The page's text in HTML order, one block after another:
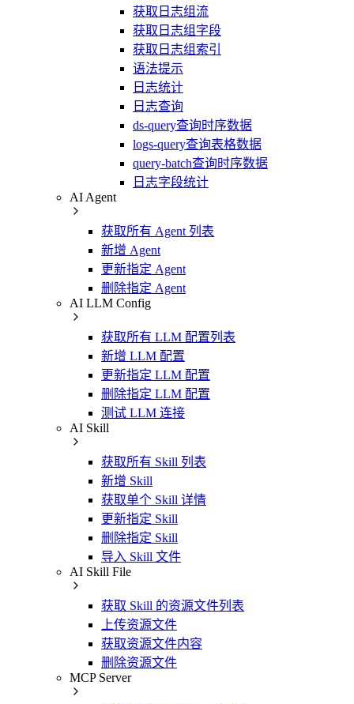
获取日志组流
获取日志组字段
获取日志组索引
语法提示
日志统计
日志查询
ds-query查询时序数据
logs-query查询表格数据
query-batch查询时序数据
日志字段统计
AI Agent
获取所有 Agent 列表
新增 Agent
更新指定 Agent
删除指定 Agent
AI LLM Config
获取所有 LLM 配置列表
新增 LLM 配置
更新指定 LLM 配置
删除指定 LLM 配置
测试 LLM 连接
AI Skill
获取所有 Skill 列表
新增 Skill
获取单个 Skill 详情
更新指定 Skill
删除指定 Skill
导入 Skill 文件
AI Skill File
获取 Skill 的资源文件列表
上传资源文件
获取资源文件内容
删除资源文件
MCP Server